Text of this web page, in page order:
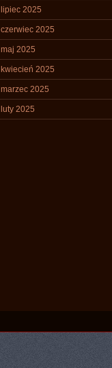
lipiec 2025
czerwiec 2025
maj 2025
kwiecień 2025
marzec 2025
luty 2025